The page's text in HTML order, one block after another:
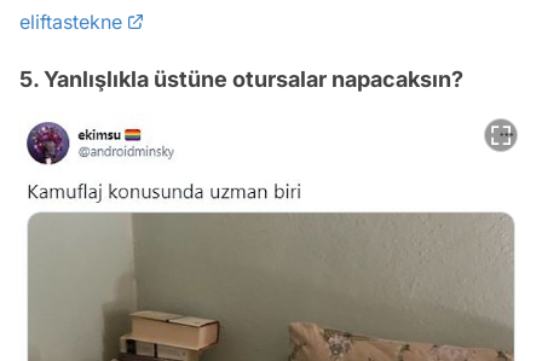
eliftastekne
5. Yanlışlıkla üstüne otursalar napacaksın?